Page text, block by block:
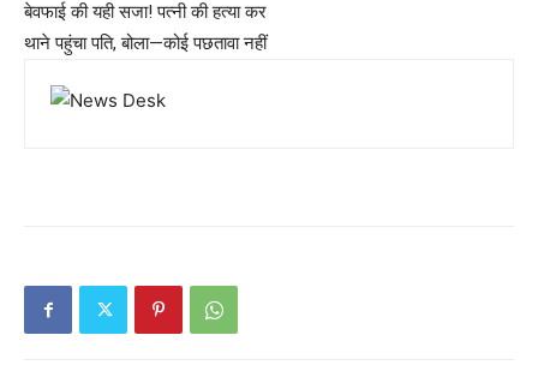
बेवफाई की यही सजा! पत्नी की हत्या कर
थाने पहुंचा पति, बोला—कोई पछतावा नहीं